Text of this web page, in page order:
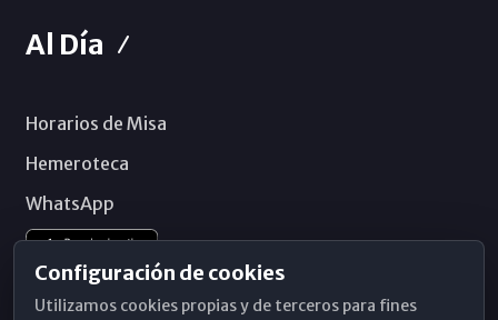
Al Día
Horarios de Misa
Hemeroteca
WhatsApp
Configuración de cookies
Utilizamos cookies propias y de terceros para fines